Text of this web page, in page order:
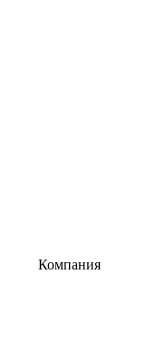
Компания